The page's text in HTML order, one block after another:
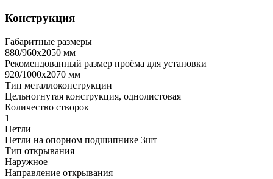
Конструкция
Габаритные размеры
880/960х2050 мм
Рекомендованный размер проёма для установки
920/1000х2070 мм
Тип металлоконструкции
Цельногнутая конструкция, однолистовая
Количество створок
1
Петли
Петли на опорном подшипнике 3шт
Тип открывания
Наружное
Направление открывания